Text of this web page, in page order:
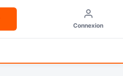
Connexion